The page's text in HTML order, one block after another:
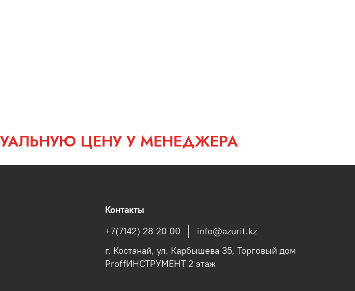
ЦЕНУ У МЕНЕДЖЕРА
Контакты
+7(7142) 28 20 00
info@azurit.kz
г. Костанай, ул. Карбышева 35, Торговый дом
ProffИНСТРУМЕНТ 2 этаж